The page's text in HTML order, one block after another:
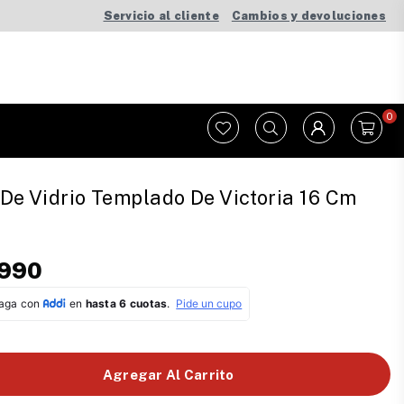
Servicio al cliente Cambios y devoluciones
0
Vidrio Templado De Victoria 16 Cm
Agregar Al Carrito